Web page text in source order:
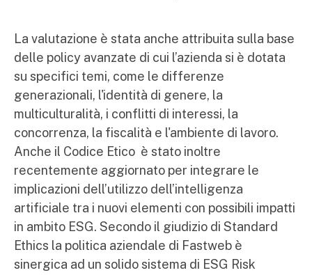
La valutazione è stata anche attribuita sulla base
delle policy avanzate di cui l’azienda si è dotata
su specifici temi, come le differenze
generazionali, l'identità di genere, la
multiculturalità, i conflitti di interessi, la
concorrenza, la fiscalità e l'ambiente di lavoro.
Anche il Codice Etico è stato inoltre
recentemente aggiornato per integrare le
implicazioni dell’utilizzo dell’intelligenza
artificiale tra i nuovi elementi con possibili impatti
in ambito ESG. Secondo il giudizio di Standard
Ethics la politica aziendale di Fastweb è
sinergica ad un solido sistema di ESG Risk